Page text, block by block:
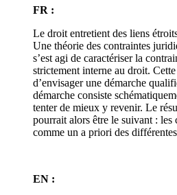
FR :
Le droit entretient des liens
Une théorie des contraintes
s’est agi de caractériser la
strictement interne au droit.
d’envisager une démarche
démarche consiste
tenter de mieux y revenir. Le
pourrait alors être le suivant : les
comme un a priori des
EN :